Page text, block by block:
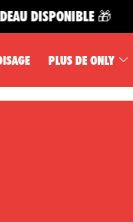
🎁
PLUS DE ONLY